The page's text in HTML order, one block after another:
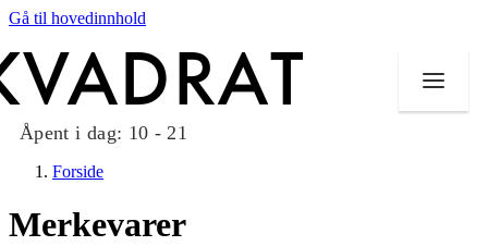
Gå til hovedinnhold
Åpent i dag: 10 - 21
Forside
Merkevarer